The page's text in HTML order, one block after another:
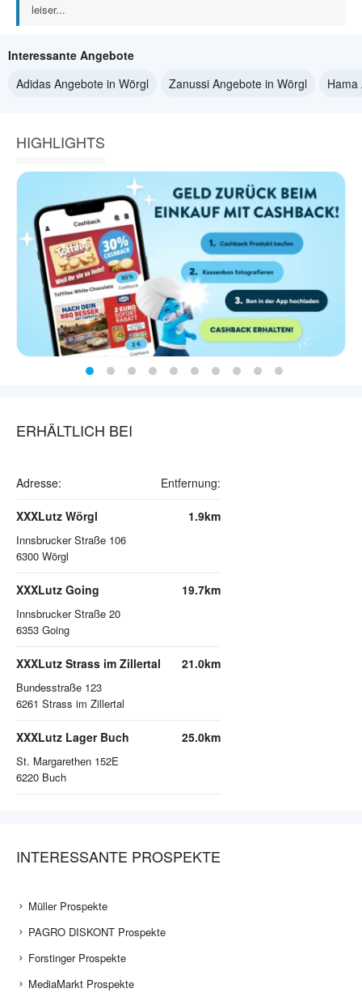
leiser...
Interessante Angebote
Adidas Angebote in Wörgl
Zanussi Angebote in Wörgl Hama
HIGHLIGHTS
ERHÄLTLICH BEI
Adresse: Entfernung:
XXXLutz Wörgl
Innsbrucker Straße 106
6300 Wörgl
1.9km
XXXLutz Going
Innsbrucker Straße 20
6353 Going
19.7km
XXXLutz Strass im Zillertal
Bundesstraße 123
6261 Strass im Zillertal
21.0km
XXXLutz Lager Buch
St. Margarethen 152E
6220 Buch
25.0km
INTERESSANTE PROSPEKTE
Müller Prospekte
PAGRO DISKONT Prospekte
Forstinger Prospekte
MediaMarkt Prospekte